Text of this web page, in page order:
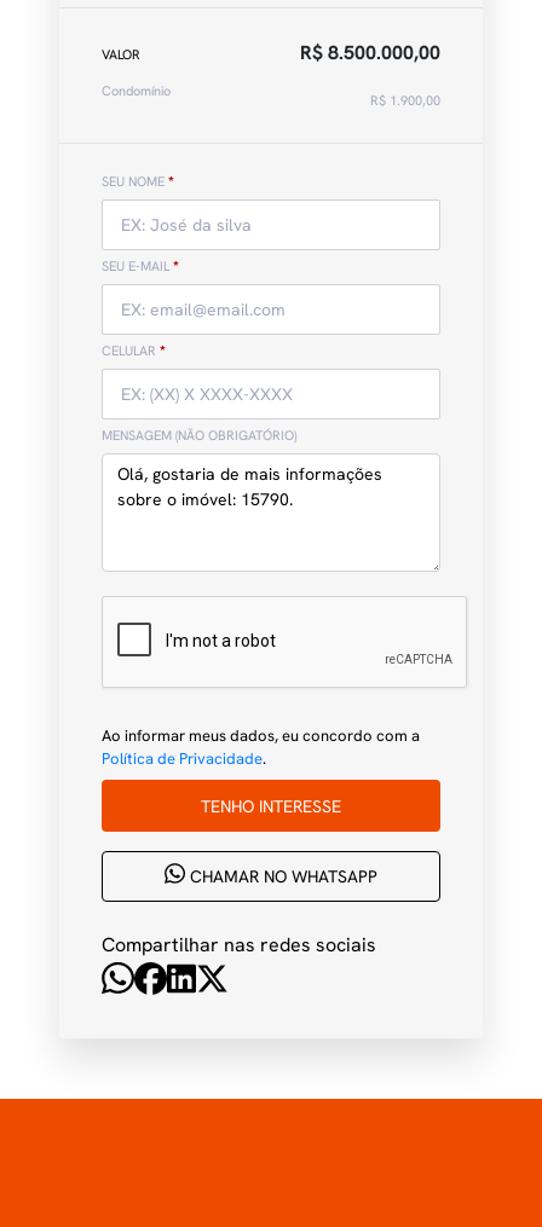
VALOR R$ 8.500.000,00
Condomínio
R$ 1.900,00
SEU NOME *
SEU E-MAIL *
CELULAR *
MENSAGEM (NÃO OBRIGATÓRIO)
Ao informar meus dados, eu concordo com a
Política de Privacidade.
TENHO INTERESSE
CHAMAR NO WHATSAPP
Compartilhar nas redes sociais